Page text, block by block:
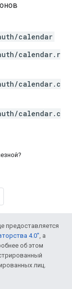
calendar
calendar.r
calendar.c
calendar.c
предоставляется
4.0", а
об этом
лиц.